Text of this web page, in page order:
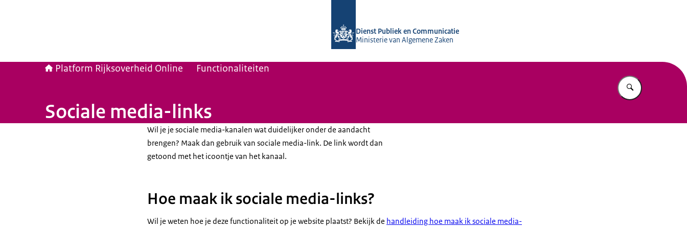
Dienst Publiek en Communicatie
Ministerie van Algemene Zaken
Platform Rijksoverheid Online Functionaliteiten
Vul in wat u
Sociale media-links
Wil je je sociale media-kanalen wat duidelijker onder de aandacht
brengen? Maak dan gebruik van sociale media-link. De link wordt dan
getoond met het icoontje van het kanaal.
Hoe maak ik sociale media-links?
Wil je weten hoe je deze functionaliteit op je website plaatst? Bekijk de handleiding hoe maak ik sociale media-